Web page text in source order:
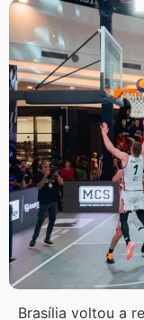
Brasília voltou a